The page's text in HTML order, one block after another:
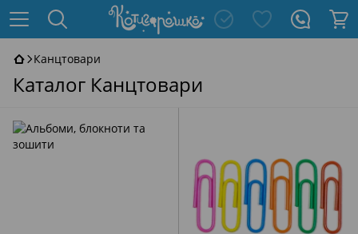
Канцтовари
Каталог Канцтовари